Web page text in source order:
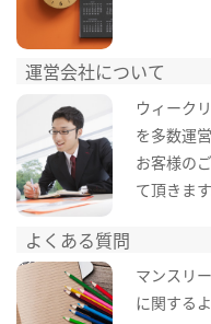
運営会社について
ウィーク
を多数運
お客様の
て頂きます
よくある質問
マンスリ
に関する